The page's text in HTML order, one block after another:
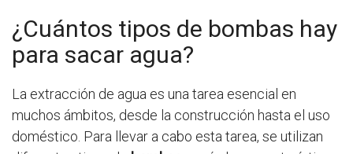
¿Cuántos tipos de bombas hay
para sacar agua?
La extracción de agua es una tarea esencial en
muchos ámbitos, desde la construcción hasta el uso
doméstico. Para llevar a cabo esta tarea, se utilizan